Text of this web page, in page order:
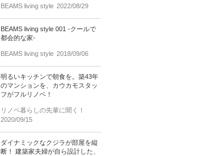
BEAMS living style 2022/08/29
BEAMS living style 001 -クールで
都会的な家-
BEAMS living style 2018/09/06
明るいキッチンで朝食を。築43年
のマンションを、カウカモスタッ
フがフルリノベ！
リノベ暮らしの先輩に聞く！
2020/09/15
ダイナミックなクジラが部屋を縦
断！ 建築家夫婦が自ら設計した、